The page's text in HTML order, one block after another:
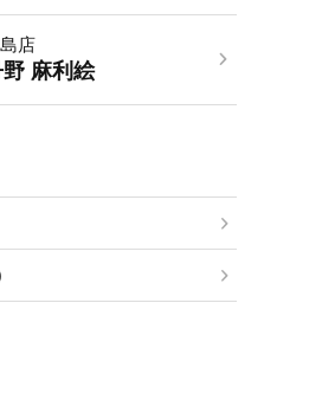
店
麻利絵